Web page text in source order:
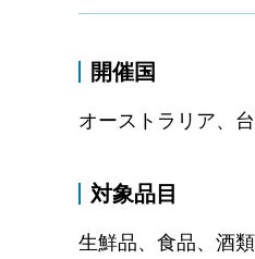
開催国
オーストラリア、
対象品目
生鮮品、食品、酒